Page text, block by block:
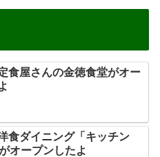
食屋さんの金徳食堂がオー
食ダイニング「キッチン
オープンしたよ